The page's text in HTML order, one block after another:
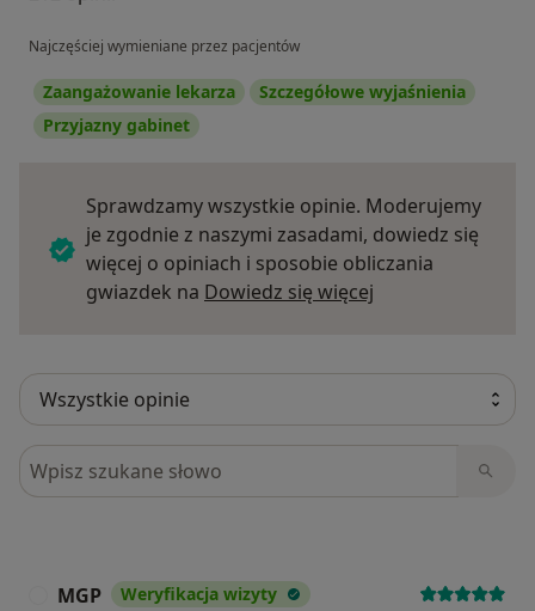
Najczęściej wymieniane przez pacjentów
Zaangażowanie lekarza
Szczegółowe wyjaśnienia
Przyjazny gabinet
Sprawdzamy wszystkie opinie. Moderujemy
je zgodnie z naszymi zasadami, dowiedz się
więcej o opiniach i sposobie obliczania
gwiazdek na Dowiedz się więcej
Szukaj w opiniach
MGP Weryfikacja wizyty